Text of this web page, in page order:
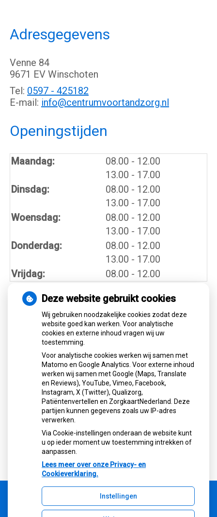
Adresgegevens
Venne 84
9671 EV Winschoten
Tel: 0597 - 425182
E-mail: info@centrumvoortandzorg.nl
Openingstijden
Maandag: 08.00 tot
- 12.00
13.00 tot
- 17.00
Dinsdag:
08.00 tot
- 12.00
13.00 tot
- 17.00
Woensdag:
08.00 tot
- 12.00
13.00 tot
- 17.00
Donderdag:
08.00 tot
- 12.00
13.00 tot
- 17.00
Vrijdag:
08.00 - 12.00
Nieuws
Let op: valse Infomedics-mails over
openstaande rekening
Tanden bleken? Laat het veilig doen!
Gezond tandvlees: de basis voor een
gezonde mond
Naar de tandarts in het buitenland? Wees op
je hoede!
(Mond)zorgkosten gemaakt in 2025? Check
of die aftrekbaar zijn
Uw Zorg Online|Beheer
Deze website gebruikt cookies
Wij gebruiken noodzakelijke cookies zodat deze
website goed kan werken. Voor analytische
cookies en externe inhoud vragen wij uw
toestemming.
Voor analytische cookies werken wij samen met
Matomo en Google Analytics. Voor externe inhoud
werken wij samen met Google (Maps, Translate
en Reviews), YouTube, Vimeo, Facebook,
Instagram, X (Twitter), Qualizorg,
Patiëntenvertellen en ZorgkaartNederland. Deze
partijen kunnen gegevens zoals uw IP-adres
verwerken.
Via Cookie-instellingen onderaan de website kunt
u op ieder moment uw toestemming intrekken of
aanpassen.
Lees meer over onze Privacy- en
Cookieverklaring.
Instellingen